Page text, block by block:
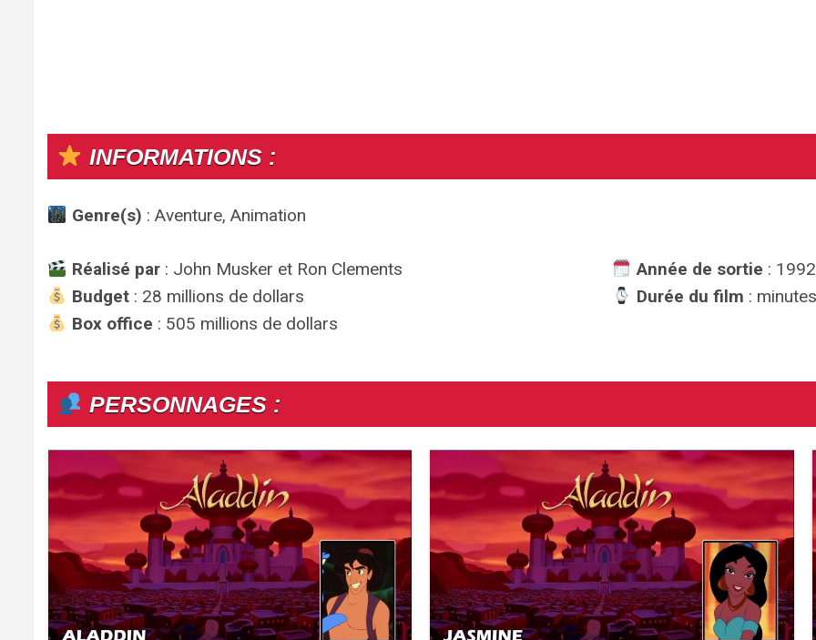
INFORMATIONS :
Genre(s) : Aventure, Animation
Réalisé par: John Musker et Ron Clements
Budget : 28 millions de dollars
Box office : 505 millions de dollars
Année de sortie : 1992
Durée du film : minutes
PERSONNAGES :